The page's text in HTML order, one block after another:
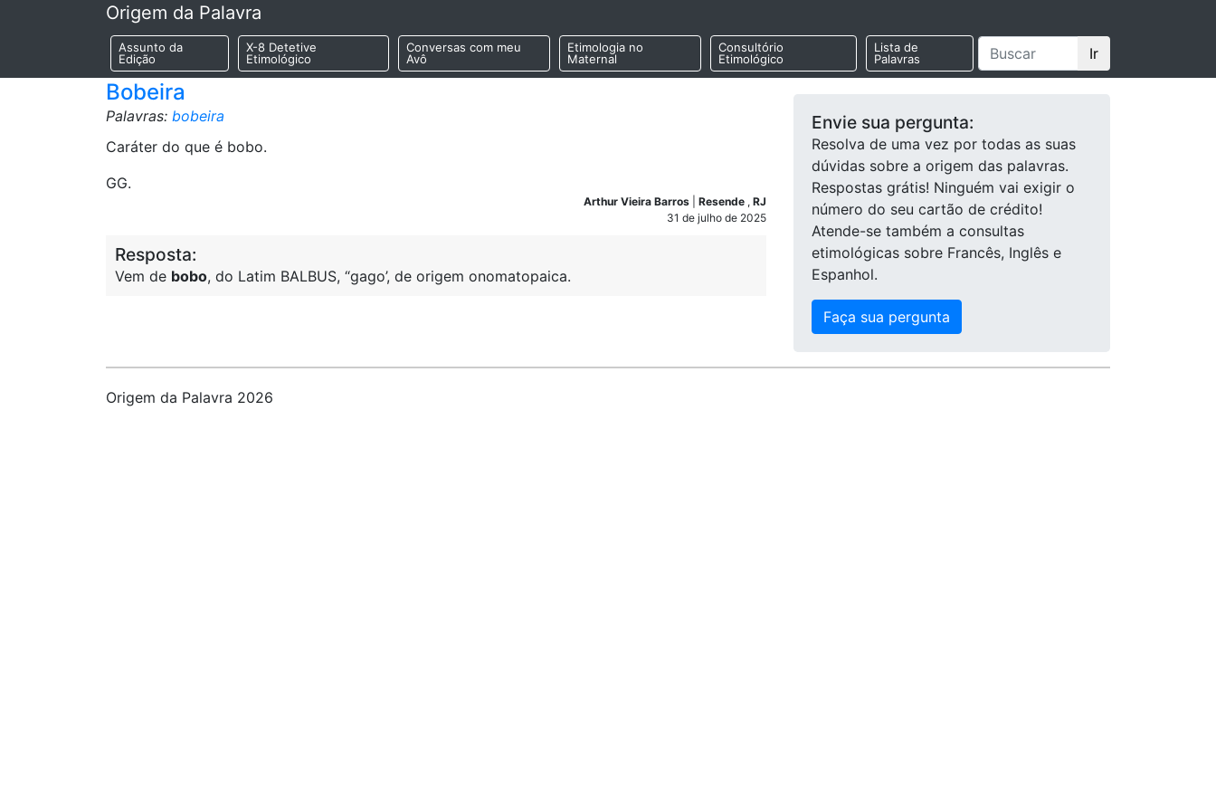
Origem da Palavra
Assunto da
Edição
X-8 Detetive
Etimológico
Conversas com meu
Avô
Etimologia no
Maternal
Consultório
Etimológico
Lista de
Palavras
Ir
Bobeira
Palavras: bobeira
Caráter do que é bobo.
GG.
Arthur Vieira Barros Resende , RJ
31 de julho de 2025
Resposta:
Vem de bobo, do Latim BALBUS, “gago’, de origem onomatopaica.
Envie sua pergunta:
Resolva de uma vez por todas as suas
dúvidas sobre a origem das palavras.
Respostas grátis! Ninguém vai exigir o
número do seu cartão de crédito!
Atende-se também a consultas
etimológicas sobre Francês, Inglês e
Espanhol.
Faça sua pergunta
Origem da Palavra 2026